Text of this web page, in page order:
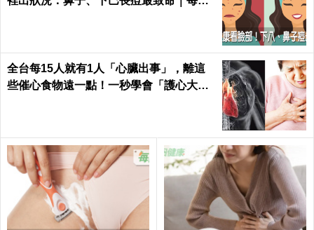
全台每15人就有1人「心臟出事」，離這
些催心食物遠一點！一秒學會「護心大